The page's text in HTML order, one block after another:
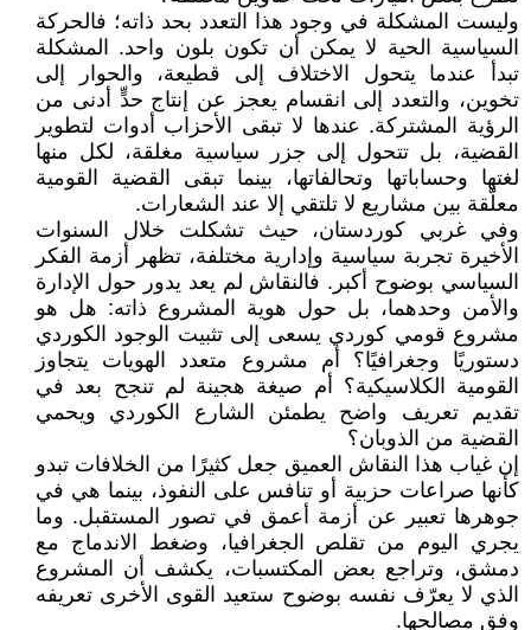
وليست المشكلة في وجود هذا التعدد بحد ذاته؛ فالحركة
السياسية الحية لا يمكن أن تكون بلون واحد. المشكلة
تبدأ عندما يتحول الاختلاف إلى قطيعة، والحوار إلى
تخوين، والتعدد إلى انقسام يعجز عن إنتاج حدٍّ أدنى من
الرؤية المشتركة. عندها لا تبقى الأحزاب أدوات لتطوير
القضية، بل تتحول إلى جزر سياسية مغلقة، لكل منها
لغتها وحساباتها وتحالفاتها، بينما تبقى القضية القومية
معلّقة بين مشاريع لا تلتقي إلا عند الشعارات.
وفي غربي كوردستان، حيث تشكلت خلال السنوات
الأخيرة تجربة سياسية وإدارية مختلفة، تظهر أزمة الفكر
السياسي بوضوح أكبر. فالنقاش لم يعد يدور حول الإدارة
والأمن وحدهما، بل حول هوية المشروع ذاته: هل هو
مشروع قومي كوردي يسعى إلى تثبيت الوجود الكوردي
دستوريًا وجغرافيًا؟ أم مشروع متعدد الهويات يتجاوز
القومية الكلاسيكية؟ أم صيغة هجينة لم تنجح بعد في
تقديم تعريف واضح يطمئن الشارع الكوردي ويحمي
القضية من الذوبان؟
إن غياب هذا النقاش العميق جعل كثيرًا من الخلافات تبدو
كأنها صراعات حزبية أو تنافس على النفوذ، بينما هي في
جوهرها تعبير عن أزمة أعمق في تصور المستقبل. وما
يجري اليوم من تقلص الجغرافيا، وضغط الاندماج مع
دمشق، وتراجع بعض المكتسبات، يكشف أن المشروع
الذي لا يعرّف نفسه بوضوح ستعيد القوى الأخرى تعريفه
وفق مصالحها.